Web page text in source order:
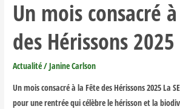
Un mois consacré
des Hérissons 2025
Actualité/Janine Carlson
Un mois consacré à la Fête des Hérissons 2025 La
pour une rentrée qui célèbre le hérisson et la
consacré
à
la
des
Hérissons
2025